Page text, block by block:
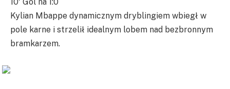
Kylian Mbappe dynamicznym dryblingiem wbiegł w
pole karne i strzelił idealnym lobem nad bezbronnym
bramkarzem.